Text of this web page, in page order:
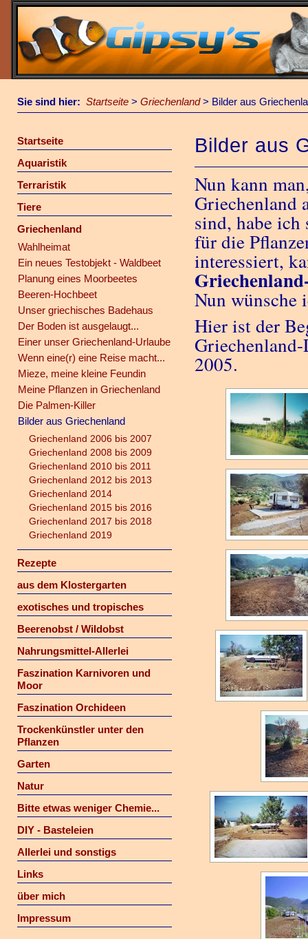
Sie sind hier: Startseite > Griechenland> Bilder aus
Startseite
Aquaristik
Terraristik
Tiere
Griechenland
Wahlheimat
Ein neues Testobjekt - Waldbeet
Planung eines Moorbeetes
Beeren-Hochbeet
Unser griechisches Badehaus
Der Boden ist ausgelaugt...
Einer unser Griechenland-Urlaube
Wenn eine(r) eine Reise macht...
Mieze, meine kleine Feundin
Meine Pflanzen in Griechenland
Die Palmen-Killer
Bilder aus Griechenland
Griechenland 2006 bis 2007
Griechenland 2008 bis 2009
Griechenland 2010 bis 2011
Griechenland 2012 bis 2013
Griechenland 2014
Griechenland 2015 bis 2016
Griechenland 2017 bis 2018
Griechenland 2019
Rezepte
aus dem Klostergarten
exotisches und tropisches
Beerenobst / Wildobst
Nahrungsmittel-Allerlei
Faszination Karnivoren und
Moor
Faszination Orchideen
Trockenkünstler unter den
Pflanzen
Garten
Natur
Bitte etwas weniger Chemie...
DIY - Basteleien
Allerlei und sonstigs
Links
über mich
Impressum
Bilder aus
Nun kann
Griechenland
sind, habe ich
für die
interessiert,
Nun wünsche
Hier ist der
2005.